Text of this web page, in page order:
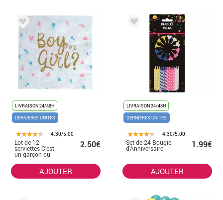
LIVRAISON 24/48H
DERNIÈRES UNITÉS
4.30/5.00
Lot de 12
serviettes C'est
un garçon ou
c'est une fille
2.50€
AJOUTER
LIVRAISON 24/48H
DERNIÈRES UNITÉS
4.30/5.00
Set de 24 Bougie
d'Anniversaire 1.99€
AJOUTER